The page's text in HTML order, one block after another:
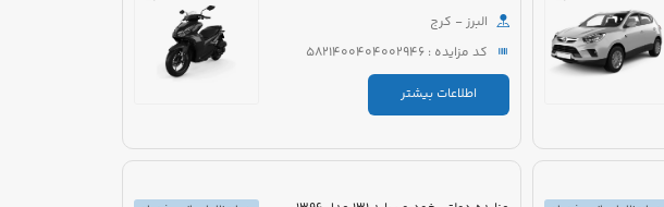
البرز - کرج
کد مزایده : 5821400404002946
اطلاعات بیشتر